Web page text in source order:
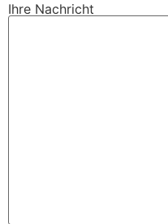
Ihre Nachricht